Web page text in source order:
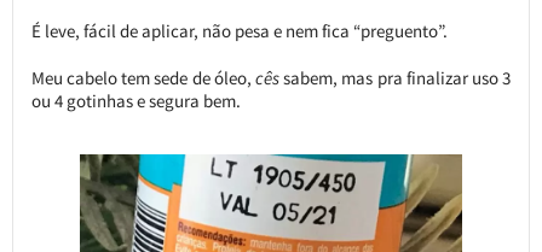
É leve, fácil de aplicar, não pesa e nem fica “preguento”.
Meu cabelo tem sede de óleo, cêssabem, mas pra finalizar uso 3
ou 4 gotinhas e segura bem.